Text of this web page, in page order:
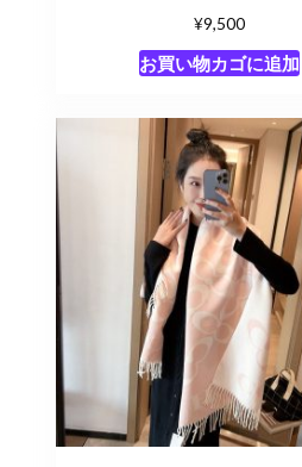
¥9,500
お買い物カゴに追加